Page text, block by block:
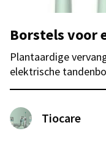
Borstels voor
Plantaardige
elektrische
Tiocare